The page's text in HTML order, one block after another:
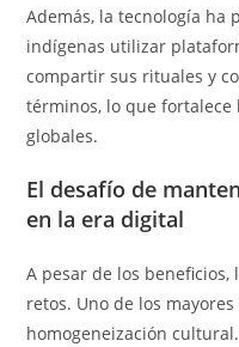
Además, la tecnología ha
indígenas utilizar
compartir sus rituales y
términos, lo que
globales.
El desafío de
en la era digital
A pesar de los
retos. Uno de los
homogeneización